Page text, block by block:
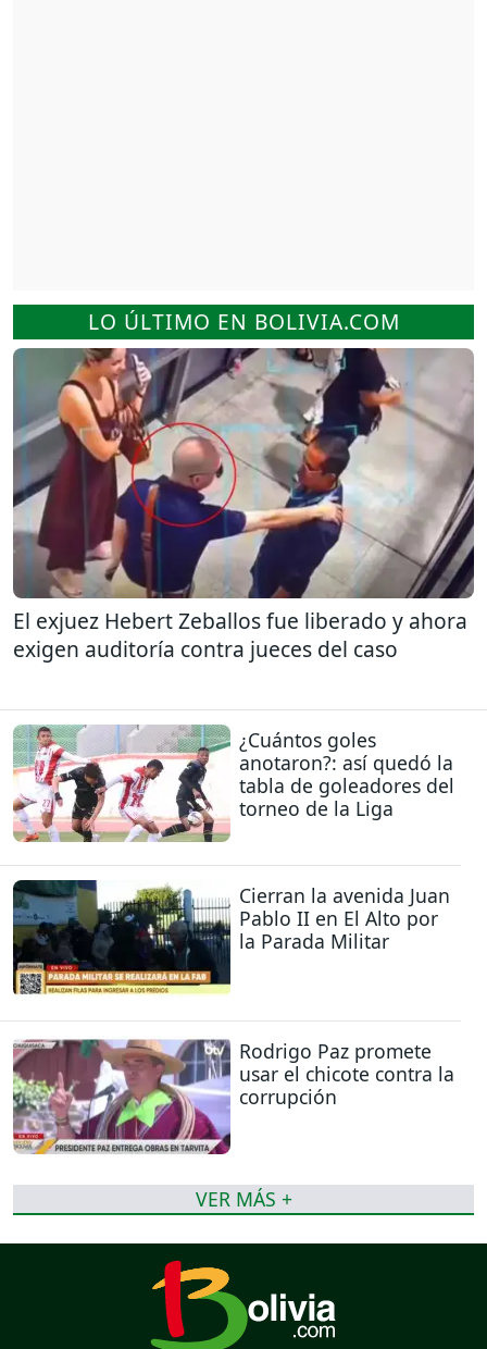
LO ÚLTIMO EN BOLIVIA.COM
El exjuez Hebert Zeballos fue liberado y ahora
exigen auditoría contra jueces del caso
¿Cuántos goles
anotaron?: así quedó la
tabla de goleadores del
torneo de la Liga
Cierran la avenida Juan
Pablo II en El Alto por
la Parada Militar
Rodrigo Paz promete
usar el chicote contra la
corrupción
VER MÁS +